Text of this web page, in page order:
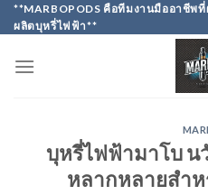
Skip
to
**MARBOPODS คือทีมงานมืออาชีพ
ผลิตบุหรี่ไฟฟ้า**
บุหรี่ไฟฟ้ามาโบ น
หลากหลายสำ